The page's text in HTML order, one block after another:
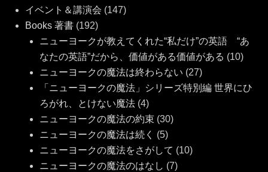
イベント＆講演会 (147)
Books 著書(192)
ニューヨークが教えてくれた“私だけ”の英語 “あ
なたの英語”だから、価値がある価値がある (10)
ニューヨークの魔法は終わらない (27)
「ニューヨークの魔法」シリーズ特別編 世界にひ
ろがれ、とけない魔法(4)
ニューヨークの魔法の約束 (30)
ニューヨークの魔法は続く
(5)
ニューヨークの魔法をさがして (10)
ニューヨークの魔法のはなし (7)